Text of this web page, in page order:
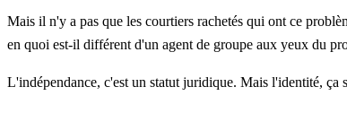
Mais il n'y a pas que les courtiers rachetés qui ont ce
en quoi est-il différent d'un agent de groupe aux yeux du
L'indépendance, c'est un statut juridique. Mais l'identité, ça